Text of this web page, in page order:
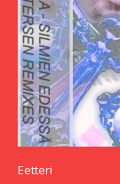
Eetteri